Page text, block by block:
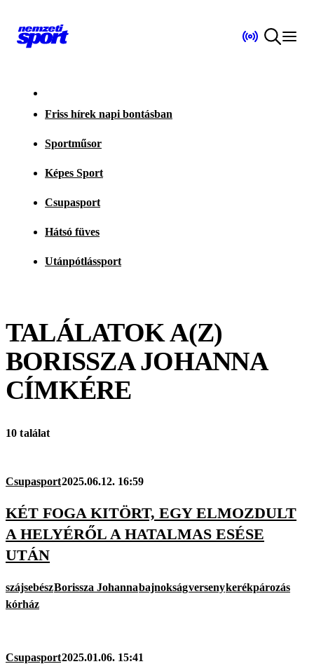
Friss hírek napi bontásban
Sportműsor
Képes Sport
Csupasport
Hátsó füves
Utánpótlássport
TALÁLATOK A(Z)
BORISSZA JOHANNA
CÍMKÉRE
10 találat
Csupasport2025.06.12. 16:59
KÉT FOGA KITÖRT, EGY ELMOZDULT
A HELYÉRŐL A HATALMAS ESÉSE
UTÁN
szájsebészBorissza Johannabajnokságversenykerékpározás
kórház
Csupasport2025.01.06. 15:41